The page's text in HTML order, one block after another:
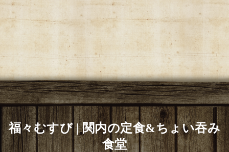
福々むすび | 関内の定食&ちょい吞み
食堂